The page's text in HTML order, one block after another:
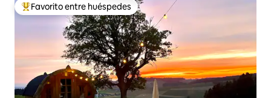
De los mejores en Favorito entre huéspedes
Favorito entre huéspedes